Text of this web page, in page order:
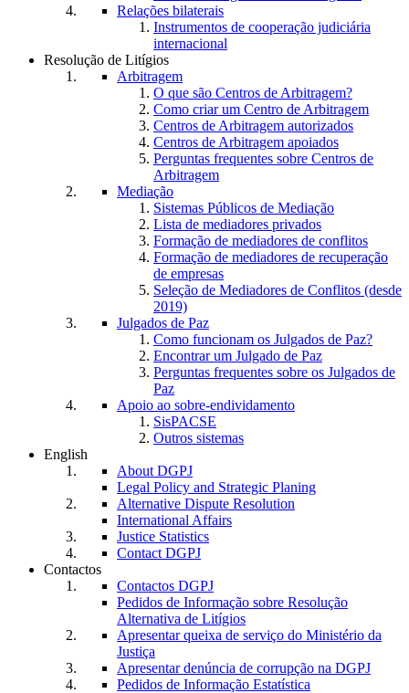
Relações bilaterais
Instrumentos de cooperação judiciária
internacional
Resolução de Litígios
Arbitragem
O que são Centros de Arbitragem?
Como criar um Centro de Arbitragem
Centros de Arbitragem autorizados
Centros de Arbitragem apoiados
Perguntas frequentes sobre Centros de
Arbitragem
Mediação
Sistemas Públicos de Mediação
Lista de mediadores privados
Formação de mediadores de conflitos
Formação de mediadores de recuperação
de empresas
Seleção de Mediadores de Conflitos (desde
2019)
Julgados de Paz
Como funcionam os Julgados de Paz?
Encontrar um Julgado de Paz
Perguntas frequentes sobre os Julgados de
Paz
Apoio ao sobre-endividamento
SisPACSE
Outros sistemas
English
About DGPJ
Legal Policy and Strategic Planing
Alternative Dispute Resolution
International Affairs
Justice Statistics
Contact DGPJ
Contactos
Contactos DGPJ
Pedidos de Informação sobre Resolução
Alternativa de Litígios
Apresentar queixa de serviço do Ministério da
Justiça
Apresentar denúncia de corrupção na DGPJ
Pedidos de Informação Estatística